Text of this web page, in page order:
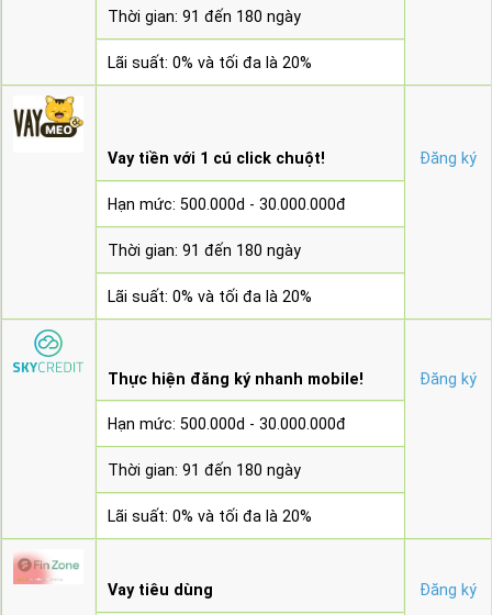
Thời gian: 91 đến 180 ngày
Lãi suất: 0% và tối đa là 20%
Vay tiền với 1 cú click chuột! Đăng ký
Hạn mức: 500.000d - 30.000.000đ
Thời gian: 91 đến 180 ngày
Lãi suất: 0% và tối đa là 20%
Thực hiện đăng ký nhanh mobile! Đăng ký
Hạn mức: 500.000d - 30.000.000đ
Thời gian: 91 đến 180 ngày
Lãi suất: 0% và tối đa là 20%
Vay tiêu dùng Đăng ký